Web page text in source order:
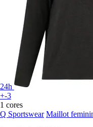
24h
+-3
1 cores
Q Sportswear Maillot